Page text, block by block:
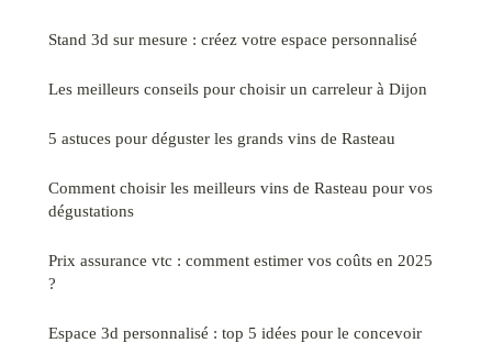
Stand 3d sur mesure : créez votre espace personnalisé
Les meilleurs conseils pour choisir un carreleur à Dijon
5 astuces pour déguster les grands vins de Rasteau
Comment choisir les meilleurs vins de Rasteau pour vos
dégustations
Prix assurance vtc : comment estimer vos coûts en 2025
?
Espace 3d personnalisé : top 5 idées pour le concevoir